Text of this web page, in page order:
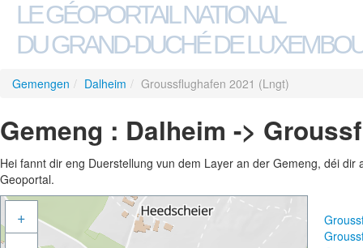
LE GÉOPORTAIL NATIONAL
DU GRAND-DUCHÉ DE
Gemengen / Dalheim / Groussflughafen 2021 (Lngt)
Gemeng : Dalheim ->
Hei fannt dir eng Duerstellung vun dem Layer an der Gemeng, déi
Geoportal.
+